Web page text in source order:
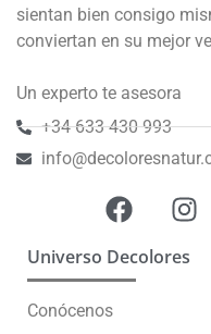
sientan bien consigo
conviertan en su mejor
Un experto te asesora
+34 633 430 993
Universo Decolores
Conócenos